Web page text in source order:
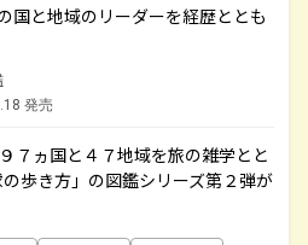
国と地域のリーダーを経歴ととも
発売
７ヵ国と４７地域を旅の雑学とと
歩き方」の図鑑シリーズ第２弾が